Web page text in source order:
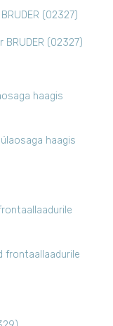
(02327)
haagis
frontaallaadurile